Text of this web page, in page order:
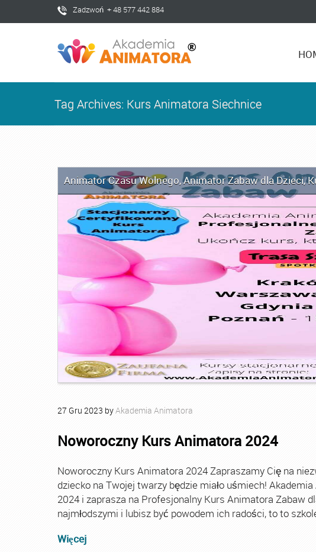
Zadzwoń + 48 577 442 884
Tag Archives: Kurs Animatora Siechnice
Animator Czasu Wolnego,Animator Zabaw dla Dzieci,
27 Gru 2023 byAkademia Animatora
Noworoczny Kurs Animatora 2024
Noworoczny Kurs Animatora 2024 Zapraszamy Cię na
dziecko na Twojej twarzy będzie miało uśmiech!
2024 i zaprasza na Profesjonalny Kurs Animatora Zabaw
najmłodszymi i lubisz być powodem ich radości, to to
Więcej